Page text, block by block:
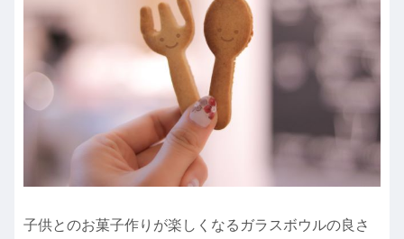
子供とのお菓子作りが楽しくなるガラスボウルの良さ